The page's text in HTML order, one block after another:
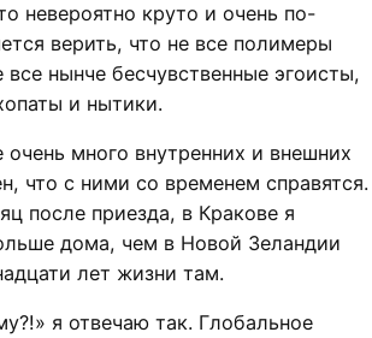
невероятно круто и очень по-
верить, что не все полимеры
нынче бесчувственные эгоисты,
и нытики.
много внутренних и внешних
что с ними со временем справятся.
после приезда, в Кракове я
дома, чем в Новой Зеландии
лет жизни там.
я отвечаю так. Глобальное